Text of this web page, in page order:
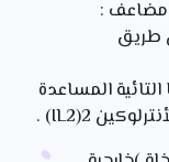
طريق
المساعدة